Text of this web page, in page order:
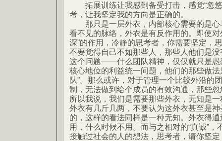
拓展训练让我感到备受打击，感觉“忽悠
考，让我坚定我的方向是正确的。
那只是一层外衣，内部核心需要的是心
看不见的脉络，外衣是有反作用的。即使
深”的作用，冷静的思考者，你需要坚定，
不要觉得自己不如那些人，那些人他们是
这个问题——什么团队精神，仅仅就只是愚
核心地位的利益统一问题，他们的那些做
队”。那么或许，对于管理一个比较外沿的
制，无法做到给个成员的有效沟通，那些
所以我说，我们是需要那些外衣，无知是
外衣有几斤几两，不要认为这外衣甚至是
的，这样的看法同样是一种无知。外衣得
用，什么时候不用。而与之相对的“真诚”
接触过社会的人的想法，思考者，请你坚